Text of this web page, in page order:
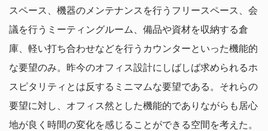
スペース、機器のメンテナンスを行うフリースペース、会
議を行うミーティングルーム、備品や資材を収納する倉
庫、軽い打ち合わせなどを行うカウンターといった機能的
な要望のみ。昨今のオフィス設計にしばしば求められるホ
スピタリティとは反するミニマムな要望である。それらの
要望に対し、オフィス然とした機能的でありながらも居心
地が良く時間の変化を感じることができる空間を考えた。